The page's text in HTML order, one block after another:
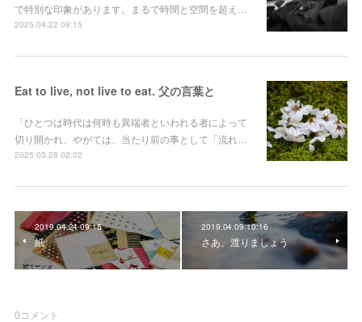
で特別な印象があります。まるで時間と空間を超え…
2025.04.22 09:15
Eat to live, not live to eat. 父の言葉と
「ひとつは時代は何時も異端者といわれる者によって
切り開かれ、やがては、当たり前の事として「流れ…
2025.03.28 02:02
2019.04.24 09:15
紙
2019.04.09 10:16
さあ、渡りましょう
0コメント